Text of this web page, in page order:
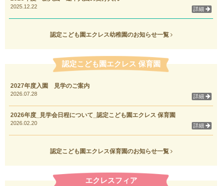
2025.12.22 詳細
認定こども園エクレス幼稚園のお知らせ一覧
認定こども園エクレス 保育園
2027年度入園 見学のご案内
2026.07.28 詳細
2026年度_見学会日程について_認定こども園エクレス 保育園
2026.02.20 詳細
認定こども園エクレス保育園のお知らせ一覧
エクレスフィア